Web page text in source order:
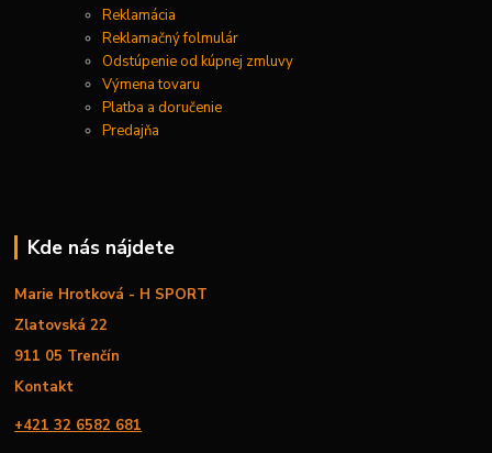
Reklamácia
Reklamačný folmulár
Odstúpenie od kúpnej zmluvy
Výmena tovaru
Platba a doručenie
Predajňa
Kde nás nájdete
Marie Hrotková - H SPORT
Zlatovská 22
911 05 Trenčín
Kontakt
+421 32 6582 681